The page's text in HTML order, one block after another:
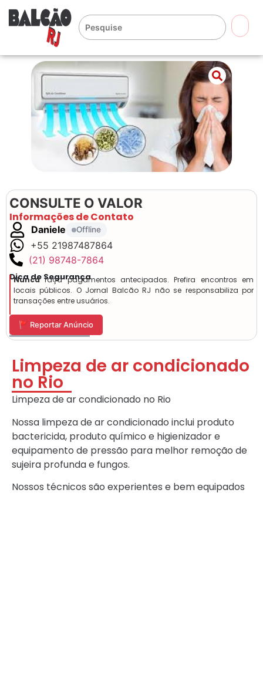
CONSULTE O VALOR
Informações de Contato
Daniele Offline
+55 21987487864
(21) 98748-7864
Dica de Segurança
Nuncafaça pagamentos antecipados. Prefira encontros em
locais públicos. O Jornal Balcão RJ não se responsabiliza por
transações entre usuários.
🚩 Reportar Anúncio
Limpeza de ar condicionado
no Rio
Limpeza de ar condicionado no Rio
Nossa limpeza de ar condicionado inclui produto
bactericida, produto químico e higienizador e
equipamento de pressão para melhor remoção de
sujeira profunda e fungos.
Nossos técnicos são experientes e bem equipados